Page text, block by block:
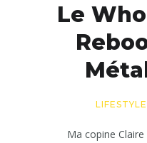
Le
LIFESTYLE
Ma copine